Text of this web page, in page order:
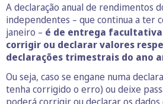
A declaração anual de rendimentos
independentes – que continua a ter
janeiro – é de entrega
corrigir ou declarar valores
declarações trimestrais do ano
Ou seja, caso se engane numa
tenha corrigido o erro) ou deixe